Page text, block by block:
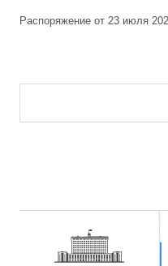
Распоряжение от 23 июля